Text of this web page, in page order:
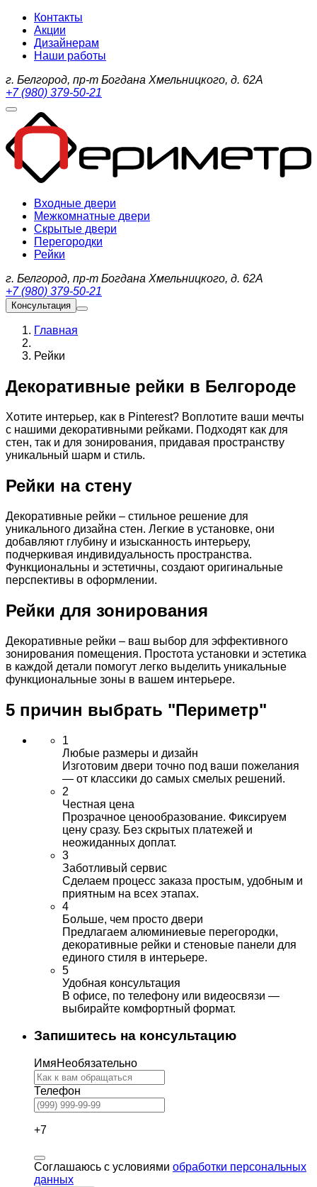
Контакты
Акции
Дизайнерам
Наши работы
г. Белгород, пр-т Богдана Хмельницкого, д. 62А
+7 (980) 379-50-21
Входные двери
Межкомнатные двери
Скрытые двери
Перегородки
Рейки
г. Белгород, пр-т Богдана Хмельницкого, д. 62А
+7 (980) 379-50-21
Консультация
Главная
Рейки
Декоративные рейки в Белгороде
Хотите интерьер, как в Pinterest? Воплотите ваши мечты
с нашими декоративными рейками. Подходят как для
стен, так и для зонирования, придавая пространству
уникальный шарм и стиль.
Рейки на стену
Декоративные рейки – стильное решение для
уникального дизайна стен. Легкие в установке, они
добавляют глубину и изысканность интерьеру,
подчеркивая индивидуальность пространства.
Функциональны и эстетичны, создают оригинальные
перспективы в оформлении.
Рейки для зонирования
Декоративные рейки – ваш выбор для эффективного
зонирования помещения. Простота установки и эстетика
в каждой детали помогут легко выделить уникальные
функциональные зоны в вашем интерьере.
5 причин выбрать "Периметр"
1
Любые размеры и дизайн
Изготовим двери точно под ваши пожелания
— от классики до самых смелых решений.
2
Честная цена
Прозрачное ценообразование. Фиксируем
цену сразу. Без скрытых платежей и
неожиданных доплат.
3
Заботливый сервис
Сделаем процесс заказа простым, удобным и
приятным на всех этапах.
4
Больше, чем просто двери
Предлагаем алюминиевые перегородки,
декоративные рейки и стеновые панели для
единого стиля в интерьере.
5
Удобная консультация
В офисе, по телефону или видеосвязи —
выбирайте комфортный формат.
Запишитесь на консультацию
ИмяНеобязательно
Телефон
+7
Соглашаюсь с условиями обработки персональных
данных